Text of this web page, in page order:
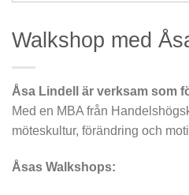
Walkshop med
Åsa Lindell är verksam som
Med en MBA från
möteskultur, förändring och
Åsas Walkshops: